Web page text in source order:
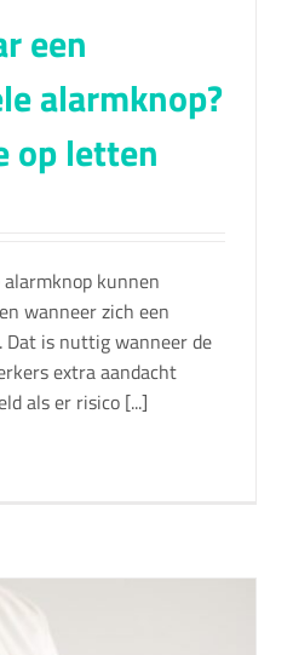
een
alarmknop?
op letten
kunnen
wanneer zich een
Dat is nuttig wanneer de
extra aandacht
als er risico [...]